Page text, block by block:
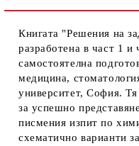
Книгата "Решения на
разработена в част 1 и
самостоятелна
медицина,
университет, София.
за успешно
писмения изпит по
схематично варианти